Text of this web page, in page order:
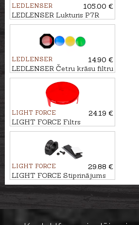
LEDLENSER
105.00 €
LEDLENSER Lukturis P7R
LEDLENSER
14.90 €
LEDLENSER Četru krāsu filtru
komplekts lukturim, 30mm
LIGHT FORCE
24.19 €
LIGHT FORCE Filtrs
prožektoram LANCE, 140mm
LIGHT FORCE
29.88 €
LIGHT FORCE Stiprinājums
prožektoram